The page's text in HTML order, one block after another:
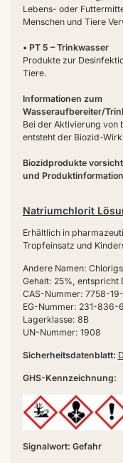
Lebens- oder
Menschen und Tiere
• PT 5 – Trinkwasser
Produkte zur
Tiere.
Informationen zum
Wasseraufbereiter/
Bei der Aktivierung von
entsteht der Biozid-
Biozidprodukte
und
Natriumchlorit
Erhältlich in
Tropfeinsatz und
Andere Namen:
Gehalt: 25%, entspricht
CAS-Nummer: 7758-
EG-Nummer: 231-836-6
Lagerklasse: 8B
UN-Nummer: 1908
Sicherheitsdatenblatt:
GHS-Kennzeichnung:
Signalwort: Gefahr